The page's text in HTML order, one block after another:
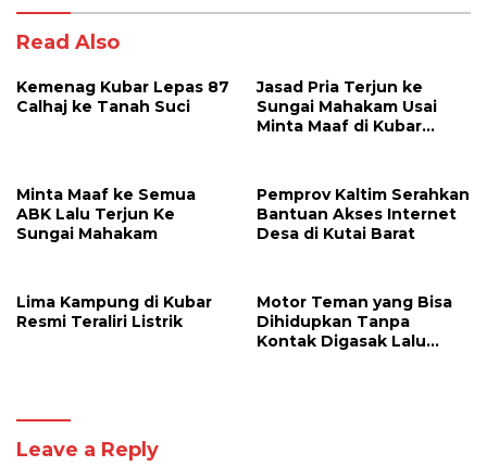
Read Also
Kemenag Kubar Lepas 87
Calhaj ke Tanah Suci
Jasad Pria Terjun ke
Sungai Mahakam Usai
Minta Maaf di Kubar
Minta Maaf ke Semua
ABK Lalu Terjun Ke
Sungai Mahakam
Pemprov Kaltim Serahkan
Bantuan Akses Internet
Desa di Kutai Barat
Lima Kampung di Kubar
Resmi Teraliri Listrik
Motor Teman yang Bisa
Dihidupkan Tanpa
Kontak Digasak Lalu
Leave a Reply